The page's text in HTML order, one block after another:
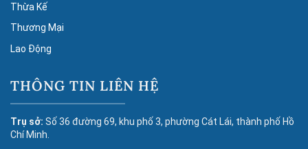
Thừa Kế
Thương Mại
Lao Động
THÔNG TIN LIÊN HỆ
Trụ sở: Số 36 đường 69, khu phố 3, phường Cát Lái, thành phố Hồ
Chí Minh.